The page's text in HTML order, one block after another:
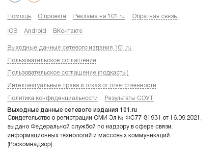
Помощь О проекте Реклама на 101.ru Обратная связь
iOS Android ВКонтакте
Выходные данные сетевого издания 101.ru
Пользовательское соглашение
Пользовательское соглашение (подкасты)
Интеллектуальные права и отказ от ответственности
Политика конфиденциальности Результаты СОУТ
Выходные данные сетевого издания 101.ru
Свидетельство о регистрации СМИ Эл № ФС77-81931 от 16.09.2021,
выдано Федеральной службой по надзору в сфере связи,
информационных технологий и массовых коммуникаций
(Роскомнадзор).